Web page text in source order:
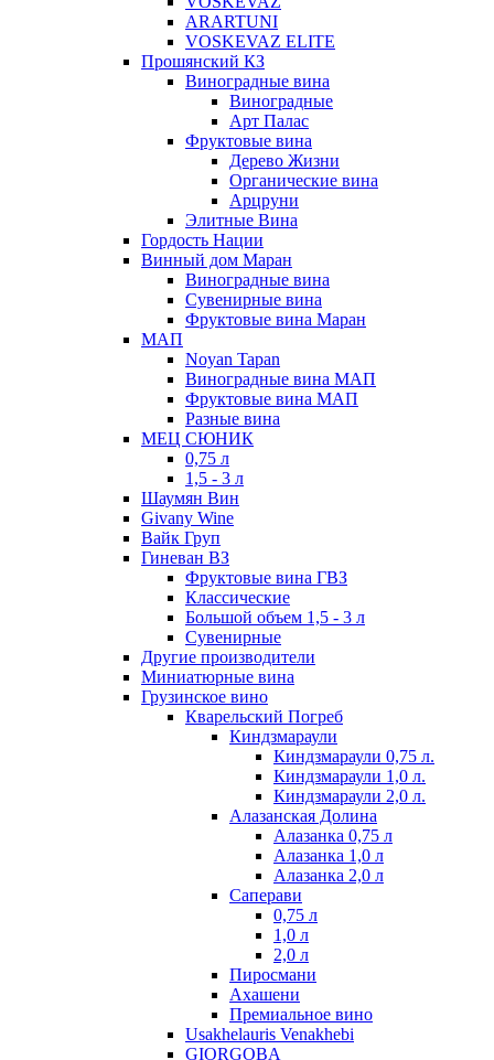
ARARTUNI
VOSKEVAZ ELITE
Прошянский КЗ
Виноградные вина
Виноградные
Арт Палас
Фруктовые вина
Дерево Жизни
Органические вина
Арцруни
Элитные Вина
Гордость Нации
Винный дом Маран
Виноградные вина
Сувенирные вина
Фруктовые вина Маран
МАП
Noyan Tapan
Виноградные вина МАП
Фруктовые вина МАП
Разные вина
МЕЦ СЮНИК
0,75 л
1,5 - 3 л
Шаумян Вин
Givany Wine
Вайк Груп
Гиневан ВЗ
Фруктовые вина ГВЗ
Классические
Большой объем 1,5 - 3 л
Сувенирные
Другие производители
Миниатюрные вина
Грузинское вино
Кварельский Погреб
Киндзмараули
Киндзмараули 0,75 л.
Киндзмараули 1,0 л.
Киндзмараули 2,0 л.
Алазанская Долина
Алазанка 0,75 л
Алазанка 1,0 л
Алазанка 2,0 л
Саперави
0,75 л
1,0 л
2,0 л
Пиросмани
Ахашени
Премиальное вино
Usakhelauris Venakhebi
GIORGOBA